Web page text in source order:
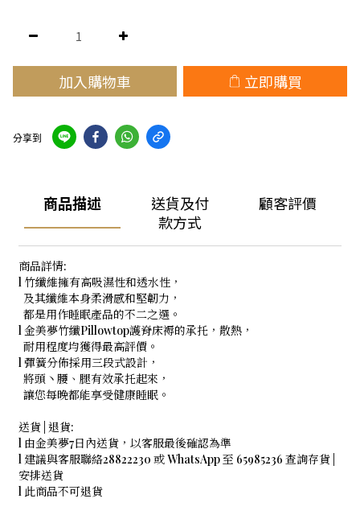
加入購物車 立即購買
分享到
商品描述
送貨及付
款方式
顧客評價
商品詳情:
l 竹纖維擁有高吸濕性和透水性，
及其纖維本身柔滑感和堅韌力，
都是用作睡眠產品的不二之選。
l 金美夢竹纖Pillowtop護脊床褥的承托，散熱，
耐用程度均獲得最高評價。
l 彈簧分佈採用三段式設計，
將頭丶腰、腿有效承托起來，
讓您每晚都能享受健康睡眠。
送貨 | 退貨:
l 由金美夢7日內送貨，以客服最後確認為準
l 建議與客服聯絡28822230 或 WhatsApp 至 65985236 查詢存貨 |
安排送貨
l 此商品不可退貨